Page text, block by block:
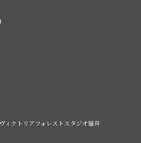
ヴィクトリアフォレストスタジオ福井